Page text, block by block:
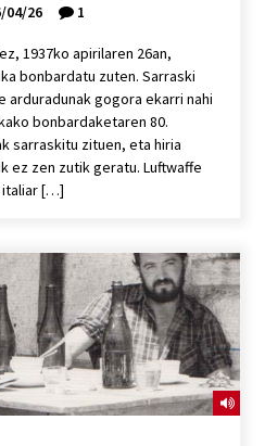
04/26 1
1937ko apirilaren 26an,
bonbardatu zuten. Sarraski
gogora ekarri nahi
bonbardaketaren 80.
sarraskitu zituen, eta hiria
ez zen zutik geratu. Luftwaffe
italiar […]